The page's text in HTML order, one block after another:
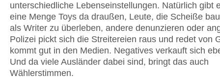
unterschiedliche Lebenseinstellungen. Natürlich gibt
eine Menge Toys da draußen, Leute, die Scheiße
als Writer zu überleben, andere denunzieren oder
Polizei pickt sich die Streitereien raus und redet von
kommt gut in den Medien. Negatives verkauft sich
Und da viele Ausländer dabei sind, bringt das auch
Wählerstimmen.